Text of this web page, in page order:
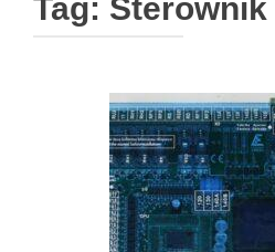
Tag: Sterownik